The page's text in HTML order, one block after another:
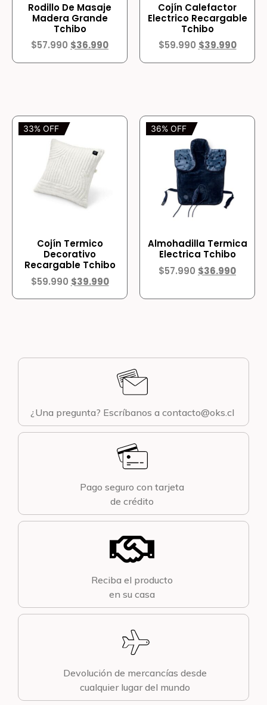
Rodillo De Masaje
Madera Grande
Tchibo
$57.990 $36.990
Cojín Calefactor
Electrico Recargable
Tchibo
$59.990 $39.990
33% OFF
Cojín Termico
Decorativo
Recargable Tchibo
$59.990 $39.990
36% OFF
Almohadilla Termica
Electrica Tchibo
$57.990 $36.990
¿Una pregunta? Escríbanos a contacto@oks.cl
Pago seguro con tarjeta
de crédito
Reciba el producto
en su casa
Devolución de mercancías desde
cualquier lugar del mundo